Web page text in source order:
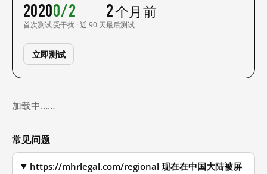
2020
首次测试
0/2
受干扰 · 近 90 天
2 个月前
最后测试
立即测试
加载中……
常见问题
https://mhrlegal.com/regional 现在在中国大陆被屏